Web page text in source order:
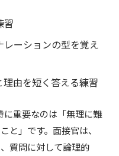
習
ーションの型を覚え
由を短く答える練習
に重要なのは「無理に難
と」です。面接官は、
質問に対して論理的